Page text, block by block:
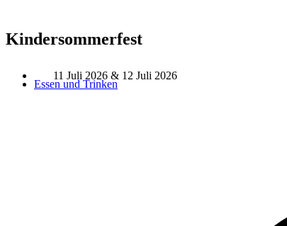
Essen und Trinken
Kindersommerfest
11 Juli 2026 & 12 Juli 2026